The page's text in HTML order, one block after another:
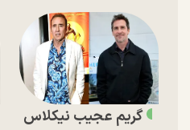
گریم عجیب نیکلاس